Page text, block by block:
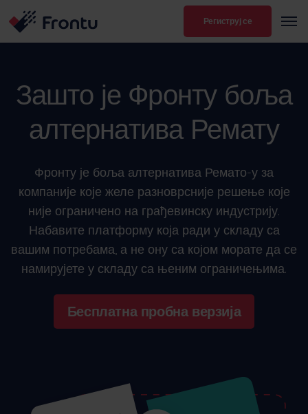
Региструј се
Зашто је Фронту боља
алтернатива Ремату
Фронту је боља алтернатива Ремато-у за
компаније које желе разноврсније решење које
није ограничено на грађевинску индустрију.
Набавите платформу која ради у складу са
вашим потребама, а не ону са којом морате да се
намирујете у складу са њеним ограничењима.
Бесплатна пробна верзија